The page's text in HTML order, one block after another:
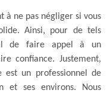
à ne pas négliger si vous
Ainsi, pour de tels
de faire appel à un
confiance. Justement,
est un professionnel de
et ses environs. Nous